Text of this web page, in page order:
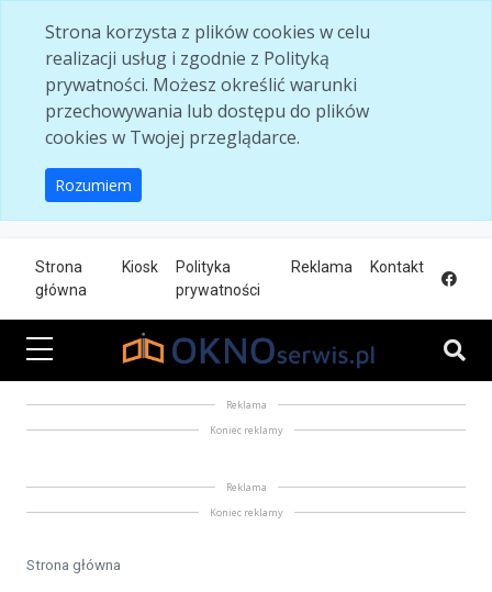
Strona korzysta z plików cookies w celu
realizacji usług i zgodnie z Polityką
prywatności. Możesz określić warunki
przechowywania lub dostępu do plików
cookies w Twojej przeglądarce.
Rozumiem
Strona
główna
Kiosk
Polityka
prywatności
Reklama Kontakt
Reklama
Koniec reklamy
Reklama
Koniec reklamy
Strona główna